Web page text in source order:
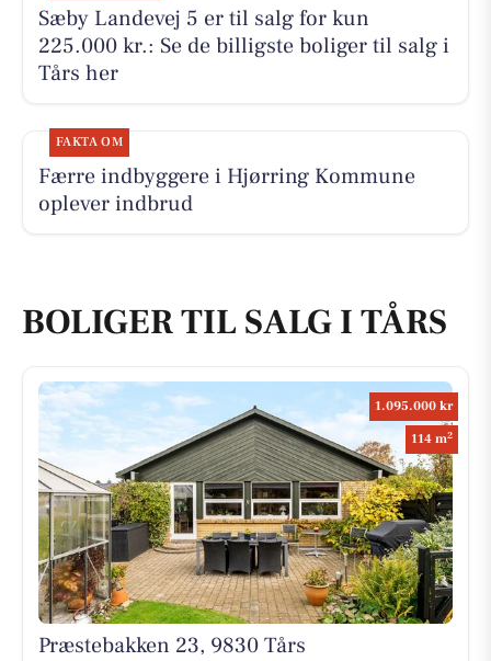
Sæby Landevej 5 er til salg for kun
225.000 kr.: Se de billigste boliger til salg i
Tårs her
FAKTA OM
Færre indbyggere i Hjørring Kommune
oplever indbrud
BOLIGER TIL SALG I TÅRS
1.095.000 kr
114 m2
Præstebakken 23, 9830 Tårs